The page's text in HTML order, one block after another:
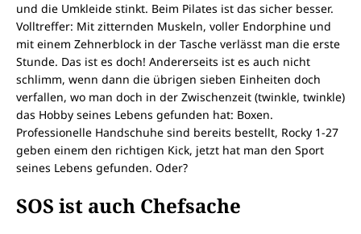
und die Umkleide stinkt. Beim Pilates ist das sicher besser.
Volltreffer: Mit zitternden Muskeln, voller Endorphine und
mit einem Zehnerblock in der Tasche verlässt man die erste
Stunde. Das ist es doch! Andererseits ist es auch nicht
schlimm, wenn dann die übrigen sieben Einheiten doch
verfallen, wo man doch in der Zwischenzeit (twinkle, twinkle)
das Hobby seines Lebens gefunden hat: Boxen.
Professionelle Handschuhe sind bereits bestellt, Rocky 1-27
geben einem den richtigen Kick, jetzt hat man den Sport
seines Lebens gefunden. Oder?
SOS ist auch Chefsache